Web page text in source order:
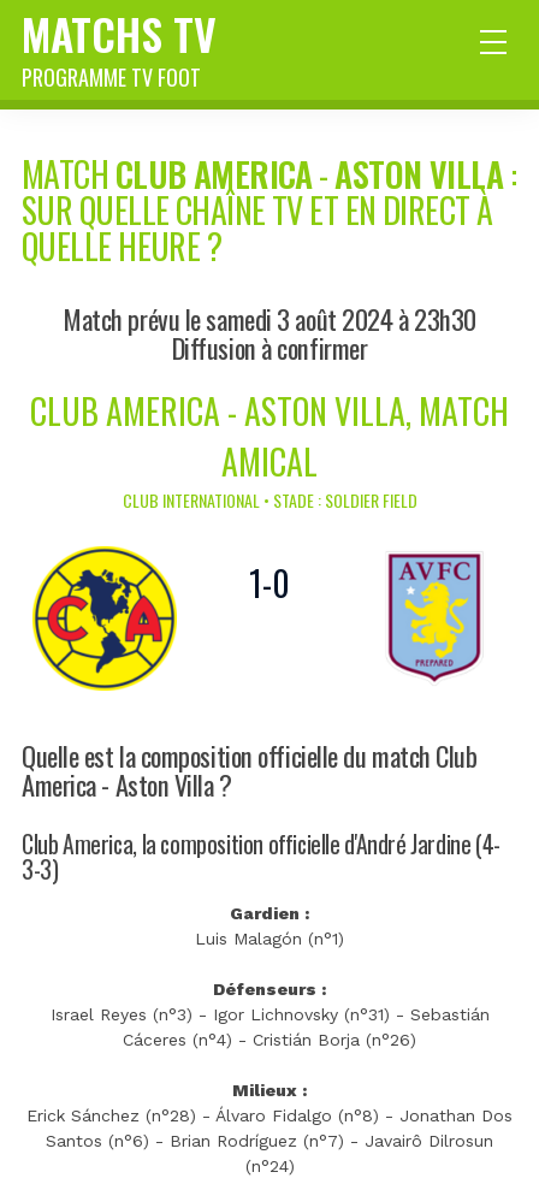
MATCHS TV
PROGRAMME TV FOOT
MATCHCLUB AMERICA-ASTON VILLA:
SUR QUELLE CHAÎNE TV ET EN DIRECT À
QUELLE HEURE ?
Match prévu le samedi 3 août 2024 à 23h30
Diffusion à confirmer
CLUB AMERICA - ASTON VILLA, MATCH
AMICAL
CLUB INTERNATIONAL • STADE : SOLDIER FIELD
1-0
Quelle est la composition officielle du match Club
America - Aston Villa ?
Club America, la composition officielle d'André Jardine (4-
3-3)
Gardien :
Luis Malagón (n°1)
Défenseurs :
Israel Reyes (n°3) - Igor Lichnovsky (n°31) - Sebastián
Cáceres (n°4) - Cristián Borja (n°26)
Milieux :
Erick Sánchez (n°28) - Álvaro Fidalgo (n°8) - Jonathan Dos
Santos (n°6) - Brian Rodríguez (n°7) - Javairô Dilrosun
(n°24)